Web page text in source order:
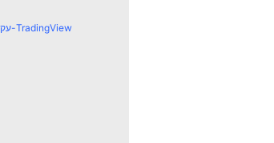
עקוב אחר כל השווקים ב-TradingView